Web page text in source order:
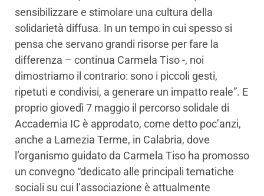
sensibilizzare e stimolare una cultura della
solidarietà diffusa. In un tempo in cui spesso si
pensa che servano grandi risorse per fare la
differenza – continua Carmela Tiso -, noi
dimostriamo il contrario: sono i piccoli gesti,
ripetuti e condivisi, a generare un impatto reale”. E
proprio giovedì 7 maggio il percorso solidale di
Accademia IC è approdato, come detto poc’anzi,
anche a Lamezia Terme, in Calabria, dove
l’organismo guidato da Carmela Tiso ha promosso
un convegno “dedicato alle principali tematiche
sociali su cui l’associazione è attualmente